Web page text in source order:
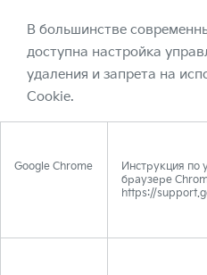
В большинстве
доступна настройка
удаления и запрета на
Cookie.
Google Chrome
Инструкция по
браузере
https://